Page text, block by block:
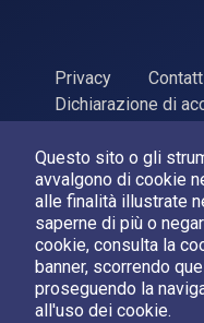
Questo sito o gli
avvalgono di cookie
alle finalità illustrate
saperne di più o
cookie, consulta la
banner, scorrendo
proseguendo la
all'uso dei cookie.
Privacy
Dichiarazione di
ASI Agenzia Spaziale
Sviluppato daLPM
Seguici su:
Asi su Asi su